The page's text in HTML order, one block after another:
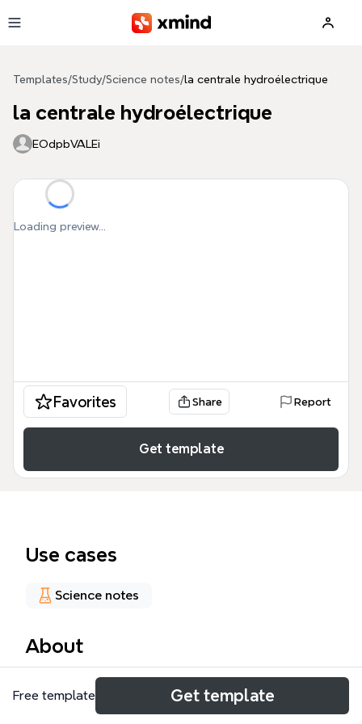
Templates/Study/Science notes/la centrale hydroélectrique
la centrale hydroélectrique
EOdpbVALEi
Loading preview...
Favorites Share Report
Get template
Use cases
Science notes
About
Ce modèle de carte mentale sur la centrale
hydroélectrique offre une analyse structurée de la
Free template Get template